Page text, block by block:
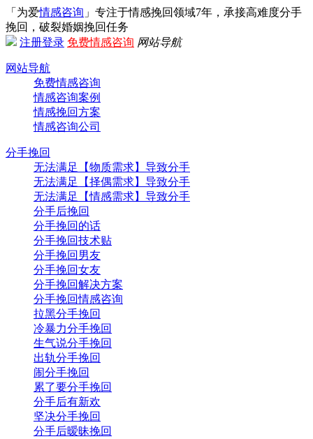
「为爱情感咨询 」专注于情感挽回领域7年，承接高难度分手
挽回，破裂婚姻挽回任务
注册登录 免费情感咨询 网站导航
网站导航
免费情感咨询
情感咨询案例
情感挽回方案
情感咨询公司
分手挽回
无法满足【物质需求】导致分手
无法满足【择偶需求】导致分手
无法满足【情感需求】导致分手
分手后挽回
分手挽回的话
分手挽回技术贴
分手挽回男友
分手挽回女友
分手挽回解决方案
分手挽回情感咨询
拉黑分手挽回
冷暴力分手挽回
生气说分手挽回
出轨分手挽回
闹分手挽回
累了要分手挽回
分手后有新欢
坚决分手挽回
分手后暧昧挽回